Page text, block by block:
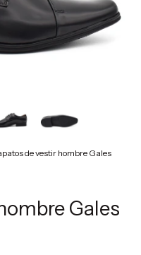
de vestir hombre Gales
Gales